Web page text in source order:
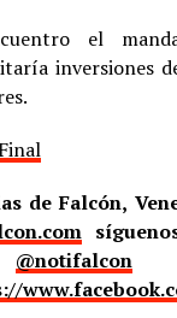
el
inversiones
de Falcón,
@notifalcon